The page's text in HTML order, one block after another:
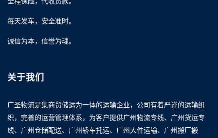
每天发车，安全准时。
诚信为本，信誉为魂。
关于我们
广圣物流是集商贸储运为一体的运输企业，公司有着严谨的运输组
织，完善的运营管理体系，为客户提供广州物流专线、广州货运专
线、广州仓储配送、广州轿车托运、广州大件运输、广州搬厂搬